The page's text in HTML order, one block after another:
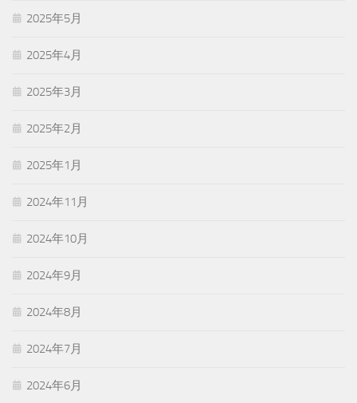
2025年5月
2025年4月
2025年3月
2025年2月
2025年1月
2024年11月
2024年10月
2024年9月
2024年8月
2024年7月
2024年6月